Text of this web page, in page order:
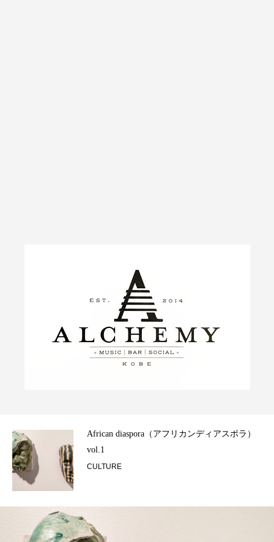
African diaspora（アフリカンディアスポラ）
vol.1
CULTURE